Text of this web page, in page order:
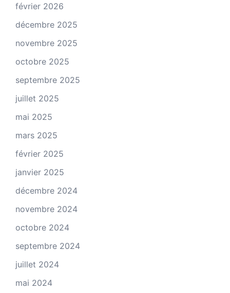
février 2026
décembre 2025
novembre 2025
octobre 2025
septembre 2025
juillet 2025
mai 2025
mars 2025
février 2025
janvier 2025
décembre 2024
novembre 2024
octobre 2024
septembre 2024
juillet 2024
mai 2024